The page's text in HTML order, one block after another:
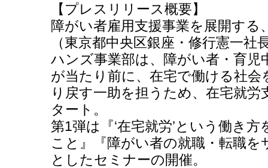
【プレスリリース概要】
障がい者雇用支援事業を展開す
（東京都中央区銀座・修行憲一
ハンズ事業部は、障がい者・育児
が当たり前に、在宅で働ける社
り戻す一助を担うため、在宅就
タート。
第1弾は『‘在宅就労’という働き
こと』『障がい者の就職・転職
としたセミナーの開催。